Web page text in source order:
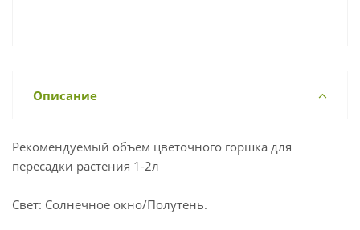
Описание
Рекомендуемый объем цветочного горшка для
пересадки растения 1-2л
Свет: Солнечное окно/Полутень.